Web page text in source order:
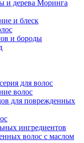
и дерева Моринга
и блеск
и бороды
для волос
волос
для поврежденных
ингредиентов
волос с маслом